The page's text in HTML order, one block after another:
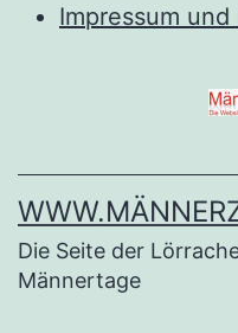
Impressum
Die Seite der
Männertage